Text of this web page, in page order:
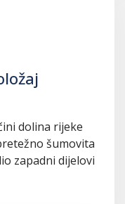
dolina rijeke
šumovita
zapadni dijelovi